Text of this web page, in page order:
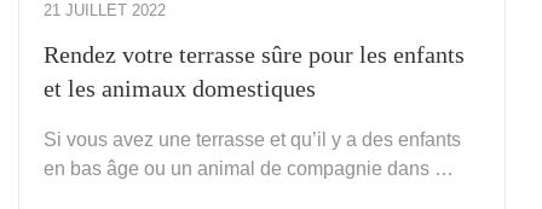
21 JUILLET 2022
Rendez votre terrasse sûre pour les enfants
et les animaux domestiques
Si vous avez une terrasse et qu’il y a des enfants
en bas âge ou un animal de compagnie dans …